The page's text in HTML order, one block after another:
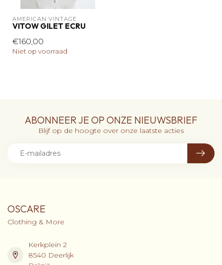
AMERICAN VINTAGE
VITOW GILET ECRU
€160,00
Niet op voorraad
ABONNEER JE OP ONZE NIEUWSBRIEF
Blijf op de hoogte over onze laatste acties
OSCARE
Clothing & More
Kerkplein 2
8540 Deerlijk